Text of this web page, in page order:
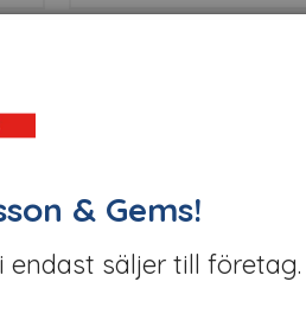
& Gems!
säljer till företag.